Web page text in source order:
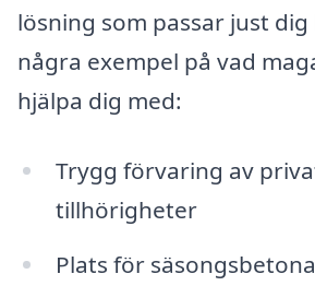
lösning som passar just
några exempel på vad
hjälpa dig med:
Trygg förvaring av
tillhörigheter
Plats för